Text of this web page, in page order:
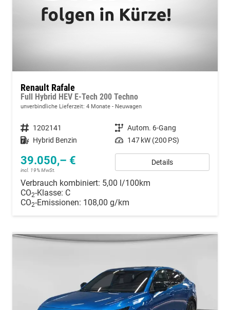
Renault Rafale
Full Hybrid HEV E-Tech 200 Techno
unverbindliche Lieferzeit: 4 Monate Neuwagen
Fahrzeugnummer 1202141 Getriebe Autom. 6-Gang
Kraftstoff Hybrid Benzin Leistung 147 kW (200 PS)
39.050,– €
incl. 19% MwSt.
Details
Verbrauch kombiniert: 5,00 l/100km
CO2-Klasse: C
CO2-Emissionen: 108,00 g/km